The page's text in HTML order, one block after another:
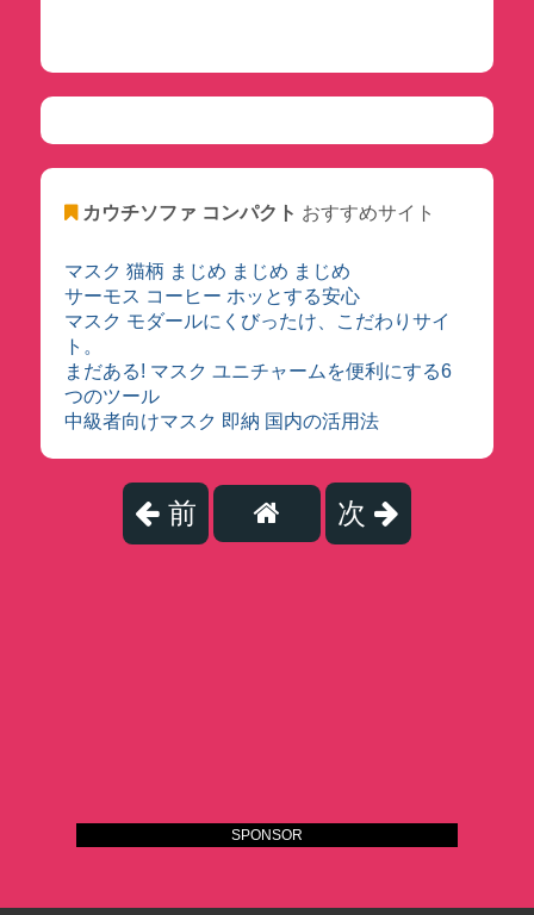
カウチソファ コンパクト おすすめサイト
マスク 猫柄 まじめ まじめ まじめ
サーモス コーヒー ホッとする安心
マスク モダールにくびったけ、こだわりサイ
ト。
まだある! マスク ユニチャームを便利にする6
つのツール
中級者向けマスク 即納 国内の活用法
前 次
SPONSOR